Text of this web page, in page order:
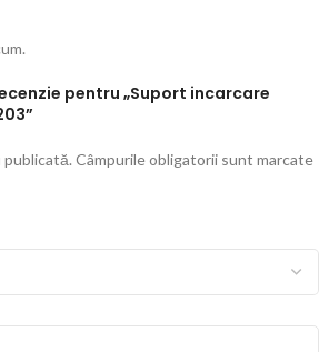
pentru „Suport incarcare
publicată. Câmpurile obligatorii sunt marcate